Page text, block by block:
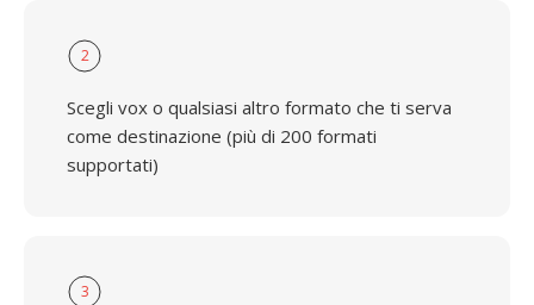
2
Scegli vox o qualsiasi altro formato che ti serva
come destinazione (più di 200 formati
supportati)
3